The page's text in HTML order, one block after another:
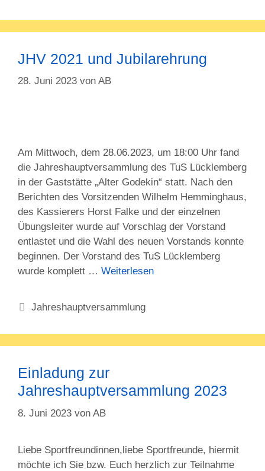
JHV 2021 und Jubilarehrung
28. Juni 2023 von AB
Am Mittwoch, dem 28.06.2023, um 18:00 Uhr fand
die Jahreshauptversammlung des TuS Lücklemberg
in der Gaststätte „Alter Godekin“ statt. Nach den
Berichten des Vorsitzenden Wilhelm Hemminghaus,
des Kassierers Horst Falke und der einzelnen
Übungsleiter wurde auf Vorschlag der Vorstand
entlastet und die Wahl des neuen Vorstands konnte
beginnen. Der Vorstand des TuS Lücklemberg
wurde komplett … Weiterlesen
Kategorien
Jahreshauptversammlung
Einladung zur
Jahreshauptversammlung 2023
8. Juni 2023 von AB
Liebe Sportfreundinnen,liebe Sportfreunde, hiermit
möchte ich Sie bzw. Euch herzlich zur Teilnahme